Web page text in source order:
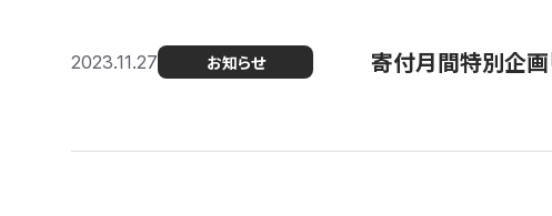
2023.11.27 お知らせ 寄付月間特別企画